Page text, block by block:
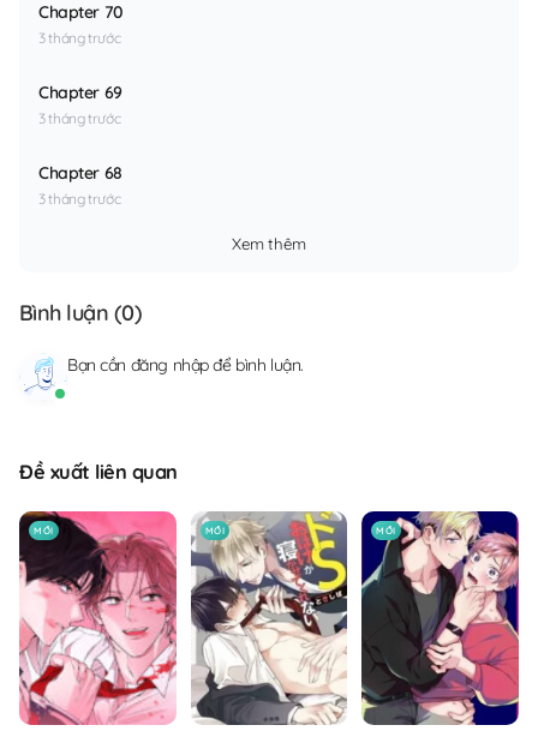
Chapter 70
3 tháng trước
Chapter 69
3 tháng trước
Chapter 68
3 tháng trước
Xem thêm
Bình luận (0)
Bạn cần đăng nhậpđể bình luận.
Đề xuất liên quan
MỚI MỚI MỚI